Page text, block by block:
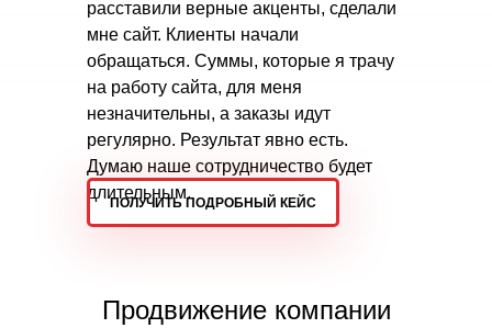
расставили верные акценты, сделали
мне сайт. Клиенты начали
обращаться. Суммы, которые я трачу
на работу сайта, для меня
незначительны, а заказы идут
регулярно. Результат явно есть.
Думаю наше сотрудничество будет
длительным.
ПОЛУЧИТЬ ПОДРОБНЫЙ КЕЙС
Продвижение компании